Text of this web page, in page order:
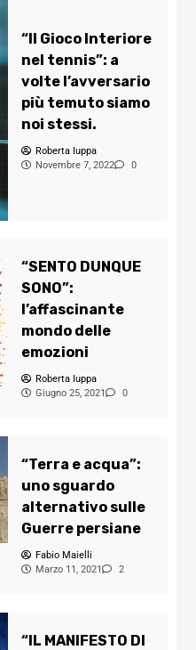
“Il Gioco Interiore
nel tennis”: a
volte l’avversario
più temuto siamo
noi stessi.
Roberta Iuppa
Novembre 7, 2022
0
“SENTO DUNQUE
SONO”:
l’affascinante
mondo delle
emozioni
Roberta Iuppa
Giugno 25, 2021
0
“Terra e acqua”:
uno sguardo
alternativo sulle
Guerre persiane
Fabio Maielli
Marzo 11, 2021
2
“IL MANIFESTO DI